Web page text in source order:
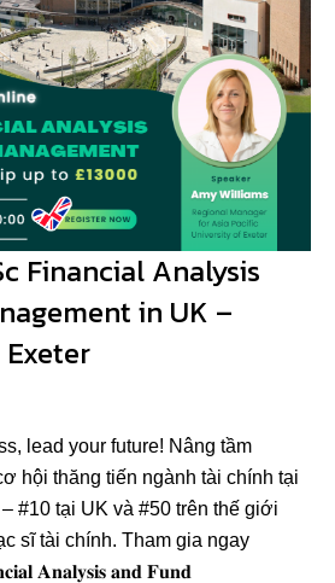
Financial Analysis
in UK –
lead your future! Nâng tầm
hội thăng tiến ngành tài chính tại
#10 tại UK và #50 trên thế giới
sĩ tài chính. Tham gia ngay
𝐀𝐧𝐚𝐥𝐲𝐬𝐢𝐬 𝐚𝐧𝐝 𝐅𝐮𝐧𝐝